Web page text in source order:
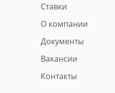
Ставки
О компании
Документы
Вакансии
Контакты